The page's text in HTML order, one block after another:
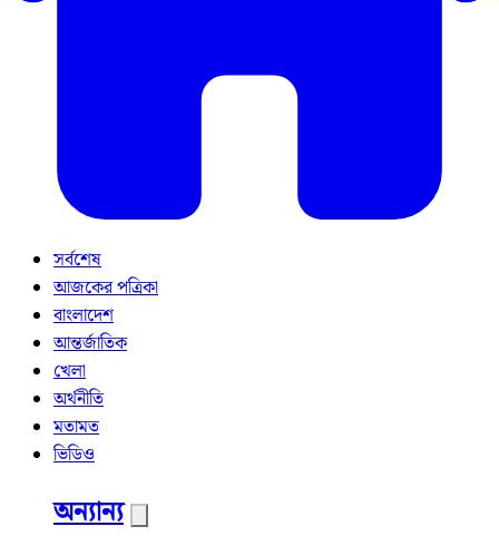
সর্বশেষ
আজকের পত্রিকা
বাংলাদেশ
আন্তর্জাতিক
খেলা
অর্থনীতি
মতামত
ভিডিও
অন্যান্য